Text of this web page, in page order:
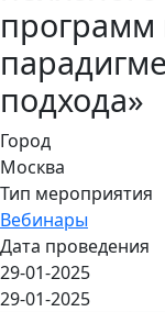
программ
подхода»
Город
Москва
Тип мероприятия
Вебинары
Дата проведения
29-01-2025
29-01-2025